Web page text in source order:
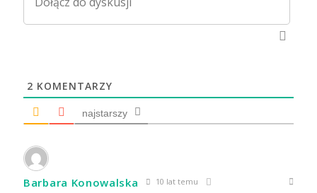
2 KOMENTARZY
najstarszy
Barbara Konowalska 10 lat temu